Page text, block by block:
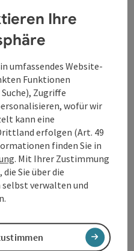
Ihre
umfassendes Website-
Funktionen
Zugriffe
wofür wir
kann eine
erfolgen (Art. 49
finden Sie in
. Mit Ihrer Zustimmung
Sie über die
verwalten und